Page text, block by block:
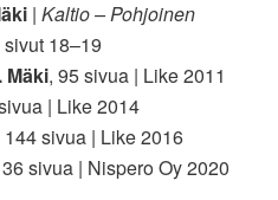
|Kaltio – Pohjoinen
sivut 18–19
Mäki, 95 sivua | Like 2011
| Like 2014
144 sivua | Like 2016
sivua | Nispero Oy 2020